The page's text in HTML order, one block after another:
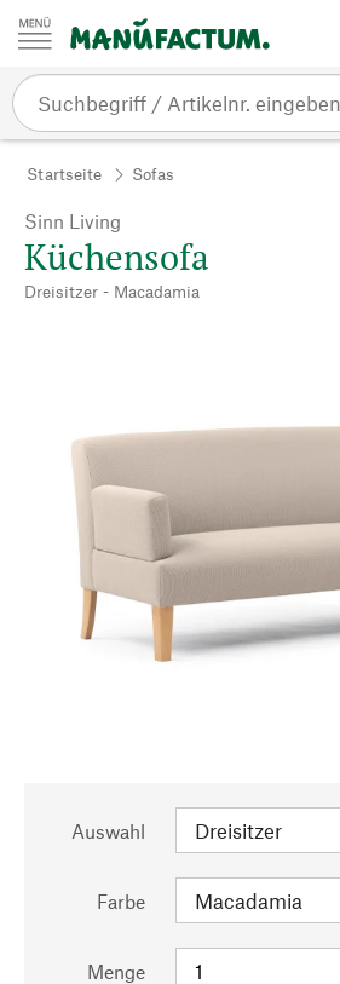
Zum Inhalt springen
Startseite Sofas
Sinn Living
Küchensofa
Dreisitzer - Macadamia
Auswahl
Farbe
Menge